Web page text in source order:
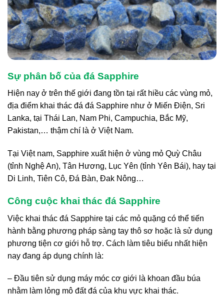
Sự phân bố của đá Sapphire
Hiện nay ở trên thế giới đang tồn tại rất hiều các vùng mỏ,
địa điểm khai thác đá đá Sapphire như ở Miến Điện, Sri
Lanka, tại Thái Lan, Nam Phi, Campuchia, Bắc Mỹ,
Pakistan,… thậm chí là ở Việt Nam.
Tại Việt nam, Sapphire xuất hiện ở vùng mỏ Quỳ Châu
(tỉnh Nghệ An), Tân Hương, Lục Yên (tỉnh Yên Bái), hay tại
Di Linh, Tiên Cô, Đá Bàn, Đak Nông…
Công cuộc khai thác đá Sapphire
Việc khai thác đá Sapphire tại các mỏ quặng có thể tiến
hành bằng phương pháp sàng tay thô sơ hoặc là sử dụng
phương tiện cơ giới hỗ trợ. Cách làm tiêu biểu nhất hiện
nay đang áp dụng chính là:
– Đầu tiên sử dụng máy móc cơ giới là khoan đầu búa
nhằm làm lỏng mô đất đá của khu vực khai thác.